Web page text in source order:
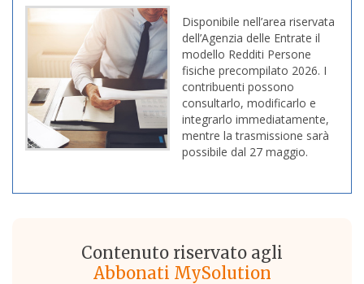
Disponibile nell’area riservata
dell’Agenzia delle Entrate il
modello Redditi Persone
fisiche precompilato 2026. I
contribuenti possono
consultarlo, modificarlo e
integrarlo immediatamente,
mentre la trasmissione sarà
possibile dal 27 maggio.
Contenuto riservato agli
Abbonati MySolution